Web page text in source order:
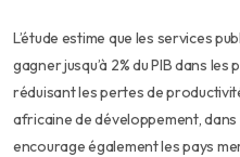
L’étude estime que les services
gagner jusqu’à 2% du PIB dans
réduisant les pertes de
africaine de développement,
encourage également les pays